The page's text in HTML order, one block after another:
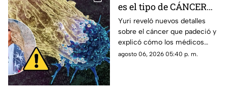
es el tipo de CÁNCER
que le diagnosticaron a
Yuri
Yuri reveló nuevos detalles
sobre el cáncer que padeció y
explicó cómo los médicos
encontraron un pequeño
agosto 06, 2026 05:40 p. m.